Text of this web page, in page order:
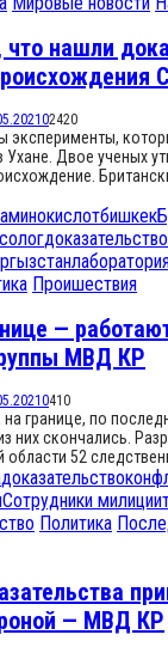
нашли
02420
эксперименты,
Двое ученых
аминокислотбишкек
доказательство
Проишествия
—
МВД КР
0410
на границе, по
них скончались.
52
доказательство
Сотрудники милиции
Политика
— МВД КР